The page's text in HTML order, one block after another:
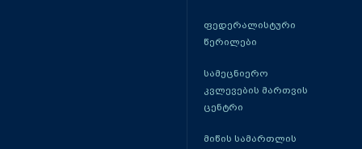
ფედერალისტური
წერილები
სამეცნიერო
კვლევების მართვის
ცენტრი
მიწის სამართლის